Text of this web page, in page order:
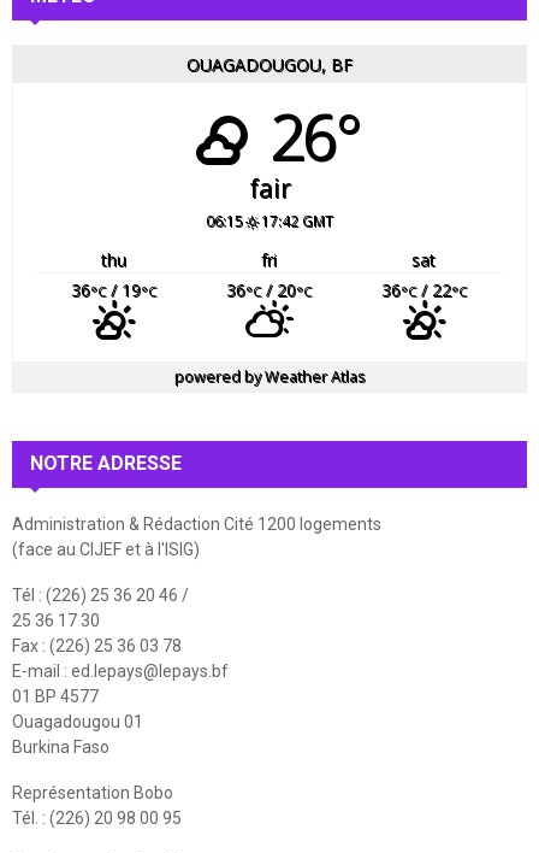
OUAGADOUGOU, BF
26°
fair
06:15 17:42 GMT
thu fri
sat
36°C/ 19°C 36°C/ 20°C 36°C/ 22°C
powered byWeather Atlas
NOTRE ADRESSE
Administration & Rédaction Cité 1200 logements
(face au CIJEF et à l'ISIG)
Tél : (226) 25 36 20 46 /
25 36 17 30
Fax : (226) 25 36 03 78
E-mail : ed.lepays@lepays.bf
01 BP 4577
Ouagadougou 01
Burkina Faso
Représentation Bobo
Tél. : (226) 20 98 00 95